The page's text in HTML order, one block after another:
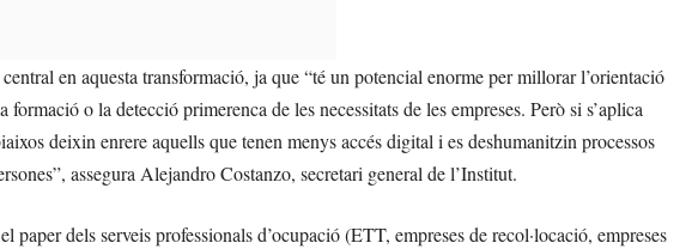
en aquesta transformació, ja que “té un potencial enorme per millorar l’orientació
o la detecció primerenca de les necessitats de les empreses. Però si s’aplica
deixin enrere aquells que tenen menys accés digital i es deshumanitzin processos
assegura Alejandro Costanzo, secretari general de l’Institut.
dels serveis professionals d’ocupació (ETT, empreses de recol·locació, empreses